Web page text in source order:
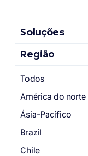
Soluções
Região
Todos
América do norte
Ásia-Pacífico
Brazil
Chile